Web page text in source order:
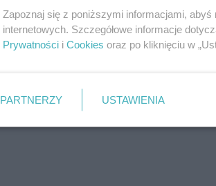
Zapoznaj się z poniższymi informacjami,
internetowych. Szczegółowe informacje
Prywatności i Cookies oraz po kliknięciu w
PARTNERZY USTAWIENIA